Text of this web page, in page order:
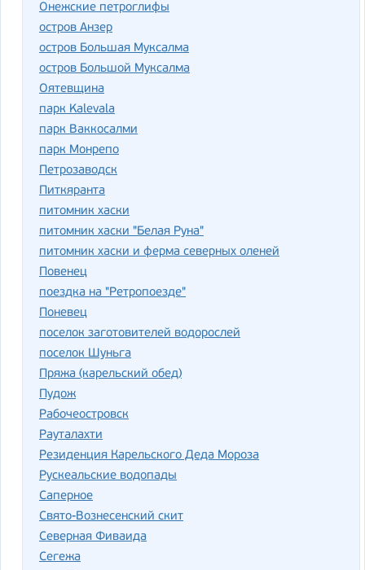
Онежские петроглифы
остров Анзер
остров Большая Муксалма
остров Большой Муксалма
Оятевщина
парк Kalevala
парк Ваккосалми
парк Монрепо
Петрозаводск
Питкяранта
питомник хаски
питомник хаски "Белая Руна"
питомник хаски и ферма северных оленей
Повенец
поездка на "Ретропоезде"
Поневец
поселок заготовителей водорослей
поселок Шуньга
Пряжа (карельский обед)
Пудож
Рабочеостровск
Рауталахти
Резиденция Карельского Деда Мороза
Рускеальские водопады
Саперное
Свято-Вознесенский скит
Северная Фиваида
Сегежа